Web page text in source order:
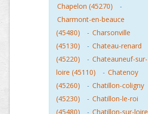
Chapelon (45270)
-
Charmont-en-beauce
(45480)
- Charsonville
(45130)
- Chateau-renard
(45220)
- Chateauneuf-sur-
loire (45110)
- Chatenoy
(45260)
- Chatillon-coligny
(45230)
- Chatillon-le-roi
(45480)
- Chatillon-sur-loire